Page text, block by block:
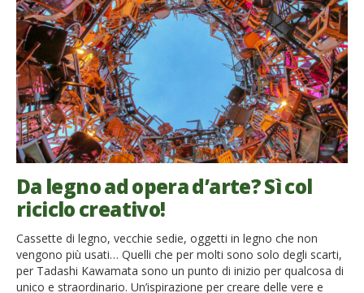
Da legno ad opera d’arte? Sì col
riciclo creativo!
Cassette di legno, vecchie sedie, oggetti in legno che non
vengono più usati… Quelli che per molti sono solo degli scarti,
per Tadashi Kawamata sono un punto di inizio per qualcosa di
unico e straordinario. Un’ispirazione per creare delle vere e